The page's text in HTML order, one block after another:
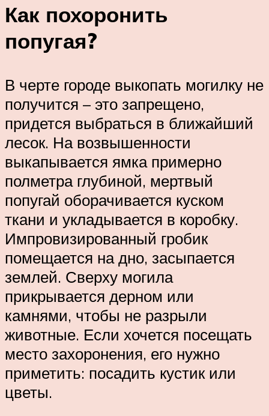
Как похоронить
попугая?
В черте городе выкопать могилку не
получится – это запрещено,
придется выбраться в ближайший
лесок. На возвышенности
выкапывается ямка примерно
полметра глубиной, мертвый
попугай оборачивается куском
ткани и укладывается в коробку.
Импровизированный гробик
помещается на дно, засыпается
землей. Сверху могила
прикрывается дерном или
камнями, чтобы не разрыли
животные. Если хочется посещать
место захоронения, его нужно
приметить: посадить кустик или
цветы.